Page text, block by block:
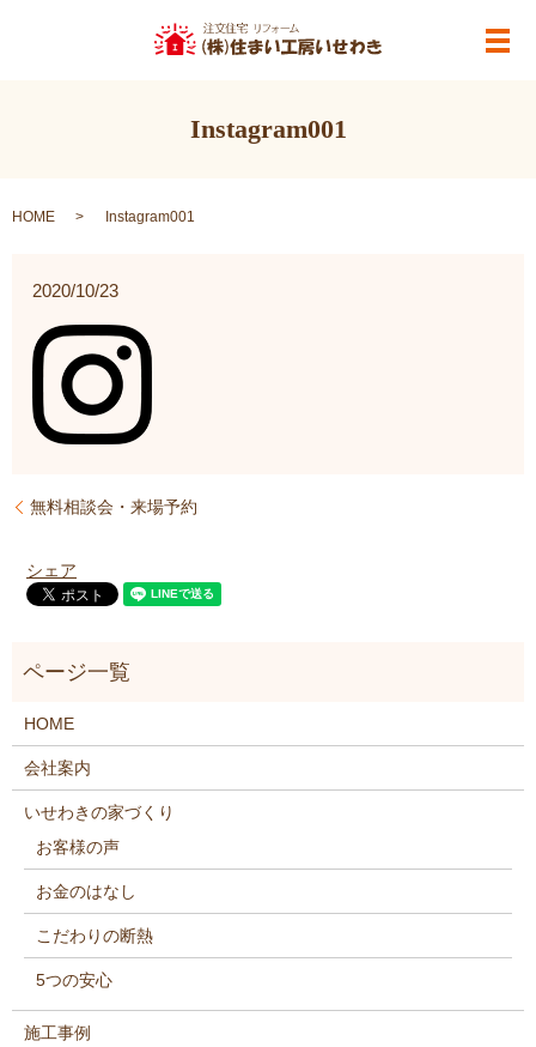
メ
Instagram001
HOME Instagram001
2020/10/23
無料相談会・来場予約
シェア
HOME
会社案内
いせわきの家づくり
お客様の声
お金のはなし
こだわりの断熱
5つの安心
施工事例